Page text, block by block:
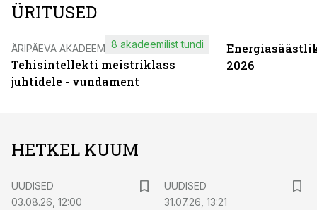
ÜRITUSED
ÄRIPÄEVA AKADEEMIA
Tehisintellekti meistriklass
juhtidele - vundament
8 akadeemilist tundi
2026
HETKEL KUUM
UUDISED
03.08.26, 12:00
UUDISED
31.07.26, 13:21